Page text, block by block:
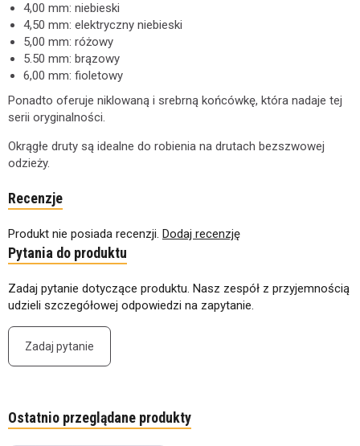
4,00 mm: niebieski
4,50 mm: elektryczny niebieski
5,00 mm: różowy
5.50 mm: brązowy
6,00 mm: fioletowy
Ponadto oferuje niklowaną i srebrną końcówkę, która nadaje tej
serii oryginalności.
Okrągłe druty są idealne do robienia na drutach bezszwowej
odzieży.
Recenzje
Produkt nie posiada recenzji. Dodaj recenzję
Pytania do produktu
Zadaj pytanie dotyczące produktu. Nasz zespół z przyjemnością
udzieli szczegółowej odpowiedzi na zapytanie.
Zadaj pytanie
Ostatnio przeglądane produkty